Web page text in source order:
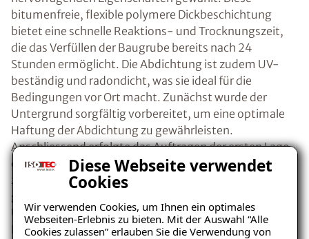
Diese Webseite verwendet
Cookies
Wir verwenden Cookies, um Ihnen ein optimales
Webseiten-Erlebnis zu bieten. Mit der Auswahl “Alle
Cookies zulassen” erlauben Sie die Verwendung von
bitumenfreie, flexible polymere Dickbeschichtung
bietet eine schnelle Reaktions- und Trocknungszeit,
die das Verfüllen der Baugrube bereits nach 24
Stunden ermöglicht. Die Abdichtung ist zudem UV-
beständig und radondicht, was sie ideal für die
Bedingungen vor Ort macht. Zunächst wurde der
Untergrund sorgfältig vorbereitet, um eine optimale
Haftung der Abdichtung zu gewährleisten.
Anschliessend erfolgte das Auftragen der ersten Lage
der ISOTEC-Kombiflexabdichtung, gefolgt von einer
zweiten Schicht, um eine vollständige Abdichtung zu
gewährleisten. Diese Massnahmen schützten die
Umkleidekabine effektiv vor eindringender
Feuchtigkeit.